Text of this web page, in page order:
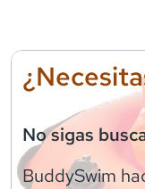
No sigas
BuddySwim